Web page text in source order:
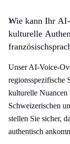
Wie kann Ihr
kulturelle
Unser AI-Voice-
regionsspezifische
kulturelle Nuancen
Schweizerischen
stellen Sie sicher,
authentisch